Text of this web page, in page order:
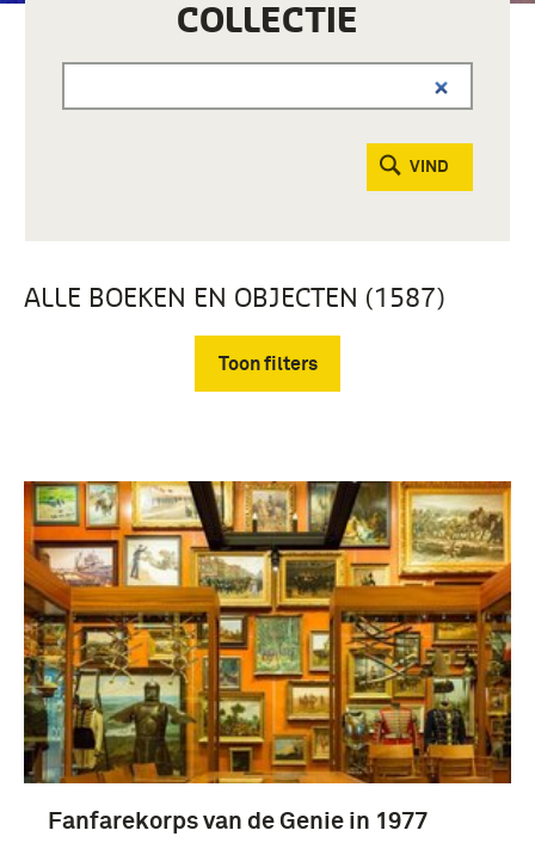
COLLECTIE
VIND
ALLE BOEKEN EN OBJECTEN (1587)
Toon filters
Fotografisch materiaal (1587)
Genie (1587)
Koninklijke Landmacht (1813/1814-heden) (1311)
Fanfarekorps van de Genie in 1977